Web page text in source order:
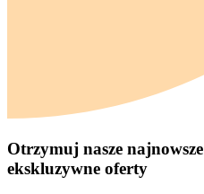
Otrzymuj nasze
ekskluzywne oferty